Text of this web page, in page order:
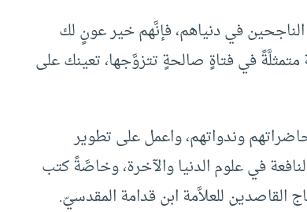
في دنياهم، فإنَّهم خير عونٍ لك
في فتاةٍ صالحةٍ تتزوَّجها، تعينك على
وندواتهم، واعمل على تطوير
في علوم الدنيا والآخرة، وخاصَّةً كتب
القاصدين للعلاَّمة ابن قدامة المقدسيّ.